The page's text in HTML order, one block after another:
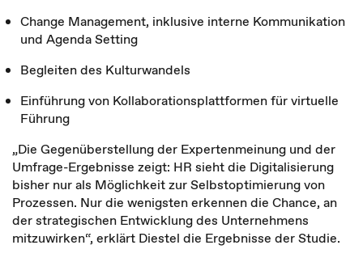
Change Management, inklusive interne Kommunikation
und Agenda Setting
Begleiten des Kulturwandels
Einführung von Kollaborationsplattformen für virtuelle
Führung
„Die Gegenüberstellung der Expertenmeinung und der
Umfrage-Ergebnisse zeigt: HR sieht die Digitalisierung
bisher nur als Möglichkeit zur Selbstoptimierung von
Prozessen. Nur die wenigsten erkennen die Chance, an
der strategischen Entwicklung des Unternehmens
mitzuwirken“, erklärt Diestel die Ergebnisse der Studie.